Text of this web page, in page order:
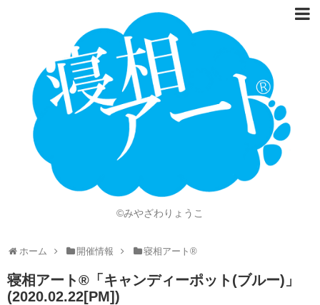
©みやざわりょうこ
ホーム 開催情報 寝相アート®
寝相アート®「キャンディーポット(ブルー)」
(2020.02.22[PM])
Language
開催情報
動画
ニュース
知的財産権